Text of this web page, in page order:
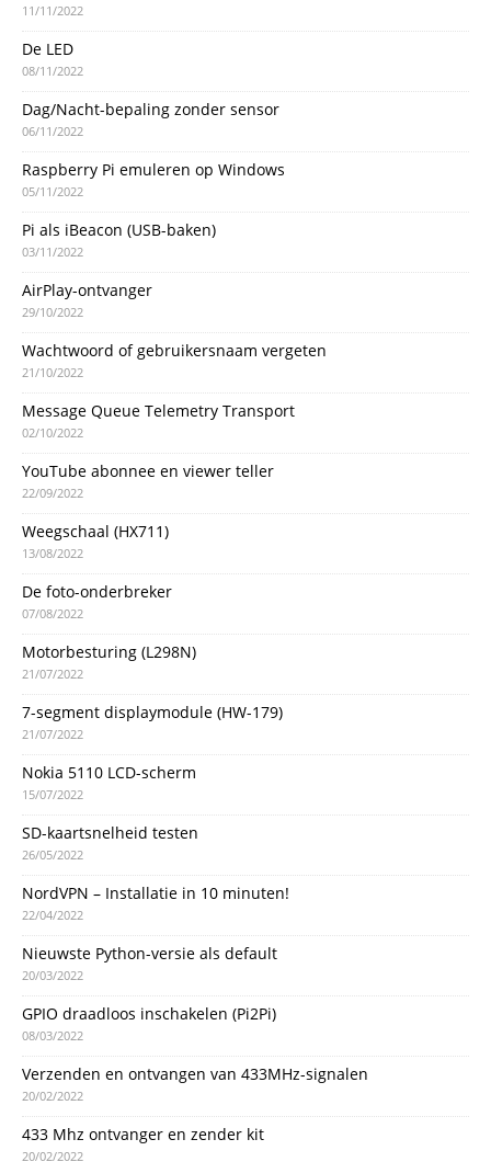
11/11/2022
De LED
08/11/2022
Dag/Nacht-bepaling zonder sensor
06/11/2022
Raspberry Pi emuleren op Windows
05/11/2022
Pi als iBeacon (USB-baken)
03/11/2022
AirPlay-ontvanger
29/10/2022
Wachtwoord of gebruikersnaam vergeten
21/10/2022
Message Queue Telemetry Transport
02/10/2022
YouTube abonnee en viewer teller
22/09/2022
Weegschaal (HX711)
13/08/2022
De foto-onderbreker
07/08/2022
Motorbesturing (L298N)
21/07/2022
7-segment displaymodule (HW-179)
21/07/2022
Nokia 5110 LCD-scherm
15/07/2022
SD-kaartsnelheid testen
26/05/2022
NordVPN – Installatie in 10 minuten!
22/04/2022
Nieuwste Python-versie als default
20/03/2022
GPIO draadloos inschakelen (Pi2Pi)
08/03/2022
Verzenden en ontvangen van 433MHz-signalen
20/02/2022
433 Mhz ontvanger en zender kit
20/02/2022